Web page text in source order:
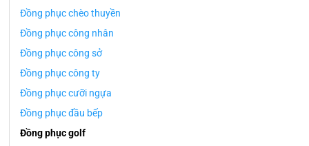
Đồng phục chèo thuyền
Đồng phục công nhân
Đồng phục công sở
Đồng phục công ty
Đồng phục cưỡi ngựa
Đồng phục đầu bếp
Đồng phục golf